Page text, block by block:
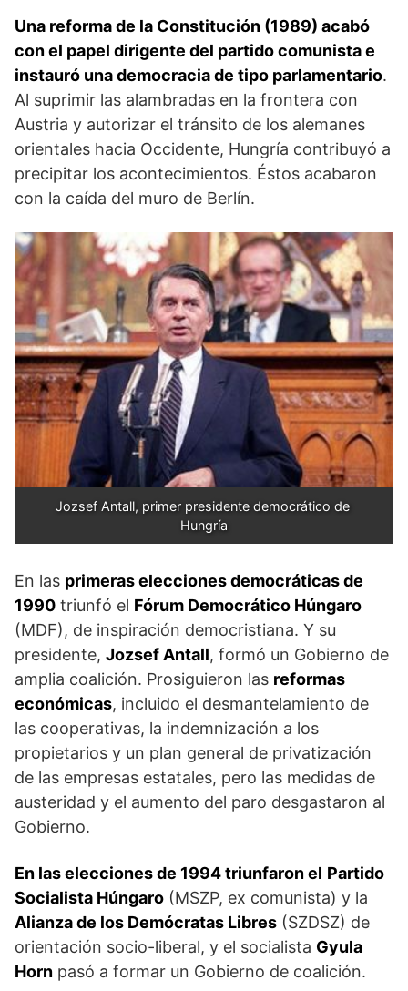
Una reforma de la Constitución (1989) acabó
con el papel dirigente del partido comunista e
instauró una democracia de tipo parlamentario.
Al suprimir las alambradas en la frontera con
Austria y autorizar el tránsito de los alemanes
orientales hacia Occidente, Hungría contribuyó a
precipitar los acontecimientos. Éstos acabaron
con la caída del muro de Berlín.
Jozsef Antall, primer presidente democrático de
Hungría
En las primeras elecciones democráticas de
1990 triunfó el Fórum Democrático Húngaro
(MDF), de inspiración democristiana. Y su
presidente, Jozsef Antall, formó un Gobierno de
amplia coalición. Prosiguieron las reformas
económicas, incluido el desmantelamiento de
las cooperativas, la indem­nización a los
propietarios y un plan general de privatización
de las empresas estatales, pero las medidas de
austeridad y el aumento del paro desgastaron al
Gobierno.
En las elecciones de 1994 triunfaron el Partido
Socialista Húngaro (MSZP, ex comunista) y la
Alianza de los Demócratas Libres (SZDSZ) de
orientación socio-liberal, y el socialista Gyula
Horn pasó a formar un Gobierno de coalición.